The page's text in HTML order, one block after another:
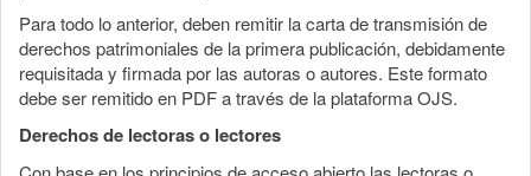
Para todo lo anterior, deben remitir la carta de transmisión de
derechos patrimoniales de la primera publicación, debidamente
requisitada y firmada por las autoras o autores. Este formato
debe ser remitido en PDF a través de la plataforma OJS.
Derechos de lectoras o lectores